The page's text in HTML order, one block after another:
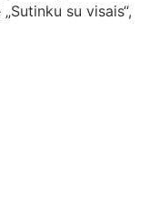
su visais“,